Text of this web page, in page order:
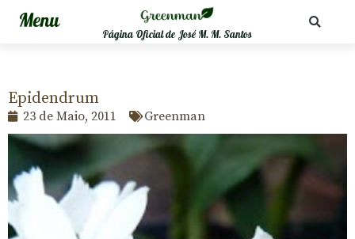
Página Oficial de José M. M. Santos
Epidendrum
23 de Maio, 2011 Greenman